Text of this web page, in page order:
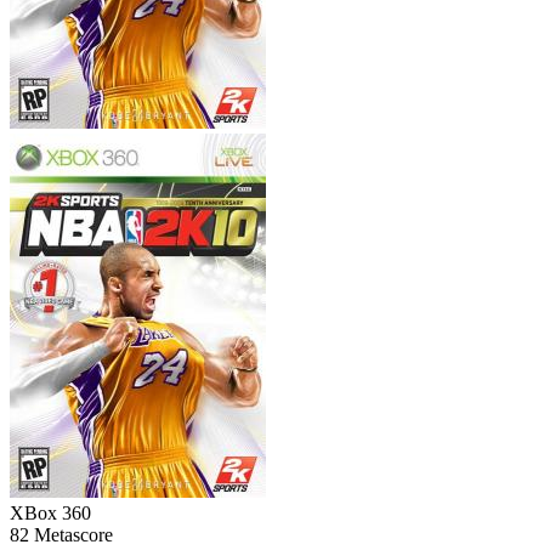
XBox 360
82 Metascore